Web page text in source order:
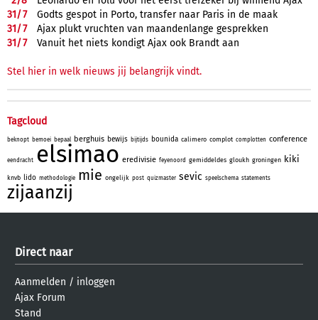
31/7
Godts gespot in Porto, transfer naar Paris in de maak
31/7
Ajax plukt vruchten van maandenlange gesprekken
31/7 Vanuit het niets kondigt Ajax ook Brandt aan
Stel hier in welk nieuws jij belangrijk vindt.
Tagcloud
beknopt bemoei bepaal berghuis bewijs bijtijds bounida calimero complot complotten conference
eendracht elsimao eredivisie feyenoord gemiddeldes gloukh groningen kiki
knvb lido methodologie mie ongelijk post quizmaster sevic speelschema statements
zijaanzij
Direct naar
Aanmelden / inloggen
Ajax Forum
Stand